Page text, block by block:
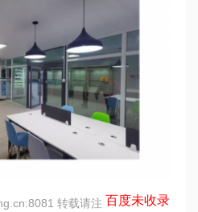
百度未收录
转载请注